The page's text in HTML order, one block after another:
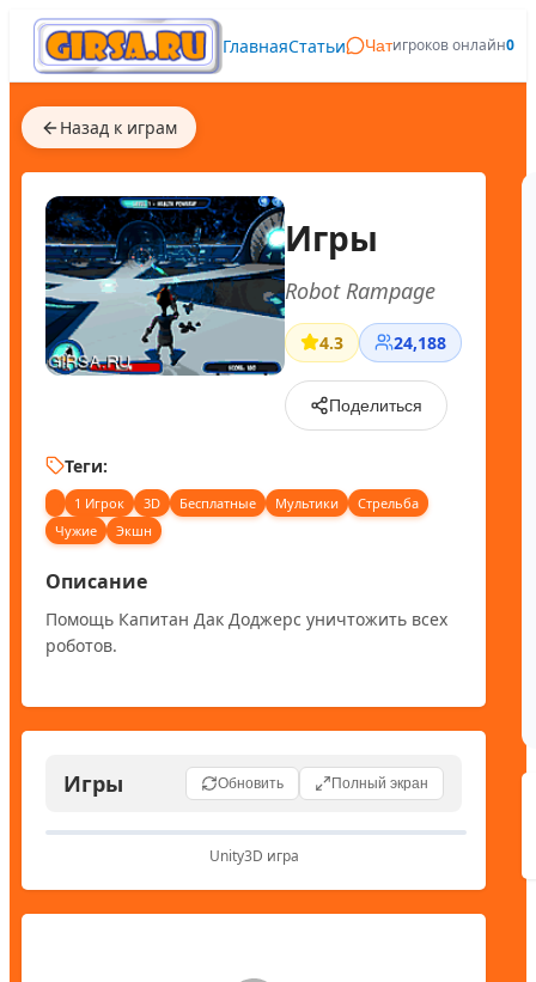
ГлавнаяСтатьи Чатигроков онлайн0
Назад к играм
Игры
Robot Rampage
4.3 24,188
Поделиться
Теги:
1 Игрок 3D Бесплатные Мультики
Стрельба
Чужие
Экшн
Описание
Помощь Капитан Дак Доджерс уничтожить всех
роботов.
Игры Обновить Полный экран
🎮
Unity3D игра